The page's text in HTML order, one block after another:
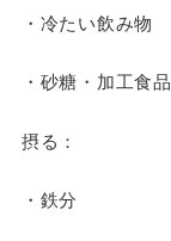
・冷たい飲み物
・砂糖・加工食品
摂る：
・鉄分